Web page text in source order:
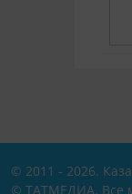
© 2011 - 2026.
© ТАТМЕДИА. Все